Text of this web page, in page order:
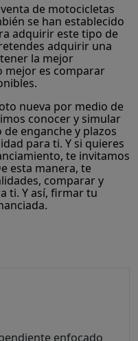
de motocicletas
se han establecido
adquirir este tipo de
adquirir una
la mejor
mejor es comparar
nueva por medio de
conocer y simular
enganche y plazos
para ti. Y si quieres
te invitamos
esta manera, te
comparar y
ti. Y así, firmar tu
enfocado